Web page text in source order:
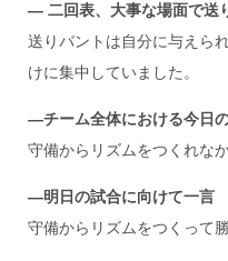
― 二回表、大事な場面で送
送りバントは自分に与えら
けに集中していました。
―チーム全体における今日
守備からリズムをつくれな
―明日の試合に向けて一言
守備からリズムをつくって